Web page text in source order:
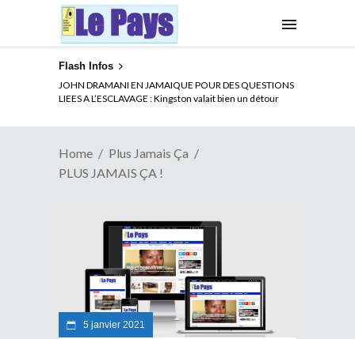
Flash Infos
JOHN DRAMANI EN JAMAIQUE POUR DES QUESTIONS
LIEES A L’ESCLAVAGE : Kingston valait bien un détour
Home
Plus Jamais Ça
PLUS JAMAIS ÇA !
5 janvier 2021